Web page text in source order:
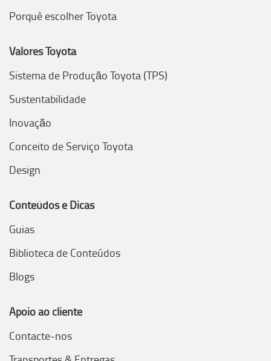
Porquê escolher Toyota
Valores Toyota
Sistema de Produção Toyota (TPS)
Sustentabilidade
Inovação
Conceito de Serviço Toyota
Design
Conteúdos e Dicas
Guias
Biblioteca de Conteúdos
Blogs
Apoio ao cliente
Contacte-nos